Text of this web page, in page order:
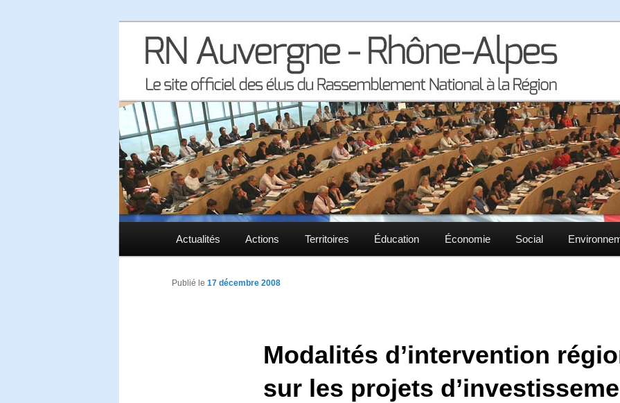
RN Auvergne – Rhône-Alpes
Aller au contenu principal
Aller au contenu secondaire
Actualités Actions Territoires Éducation Économie Social
Modalités d’intervention
sur les projets
Publié le 17 décembre 2008